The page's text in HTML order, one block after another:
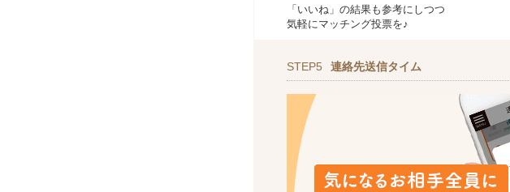
「いいね」の結果も参考にしつつ
気軽にマッチング投票を♪
STEP5 連絡先送信タイム